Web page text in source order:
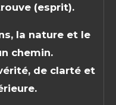
(esprit).
la nature et le
chemin.
de clarté et